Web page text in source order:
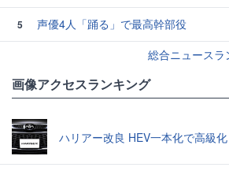
5
声優4人「踊る」で最高幹部役
総合ニュースラ
画像アクセスランキング
ハリアー改良 HEV一本化で高級化